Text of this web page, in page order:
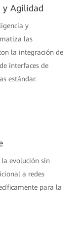
y Agilidad
y
las
la integración de
interfaces de
estándar.
evolución sin
a redes
para la